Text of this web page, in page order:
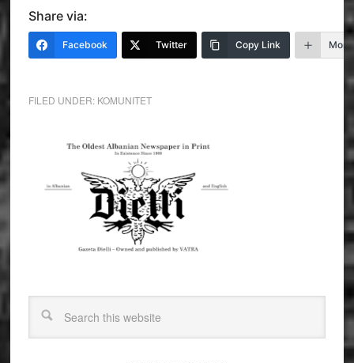
Share via:
Facebook Twitter Copy Link More
FILED UNDER: KOMUNITET